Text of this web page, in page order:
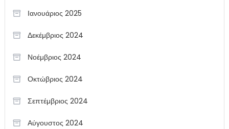
Ιανουάριος 2025
Δεκέμβριος 2024
Νοέμβριος 2024
Οκτώβριος 2024
Σεπτέμβριος 2024
Αύγουστος 2024